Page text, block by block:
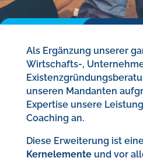
Als Ergänzung unserer
Wirtschafts-,
unseren Mandanten
Expertise unsere
Coaching an.
Diese Erweiterung ist
Kernelementeund vor